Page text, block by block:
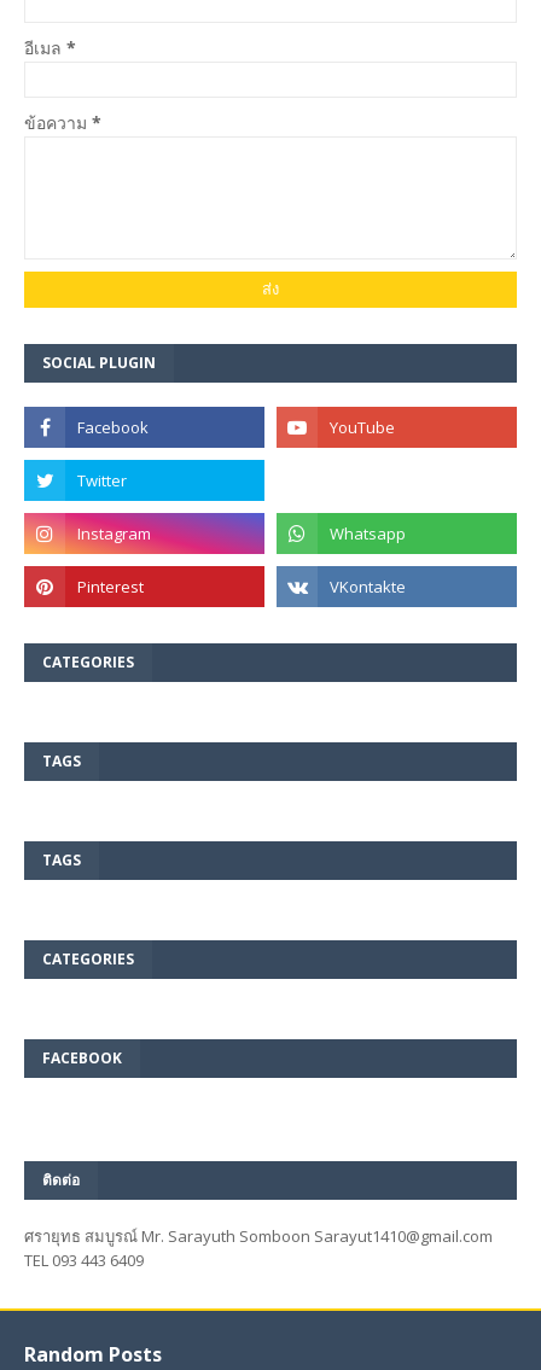
อีเมล *
ข้อความ *
SOCIAL PLUGIN
CATEGORIES
TAGS
TAGS
CATEGORIES
FACEBOOK
ติดต่อ
ศรายุทธ สมบูรณ์ Mr. Sarayuth Somboon Sarayut1410@gmail.com
TEL 093 443 6409
Random Posts